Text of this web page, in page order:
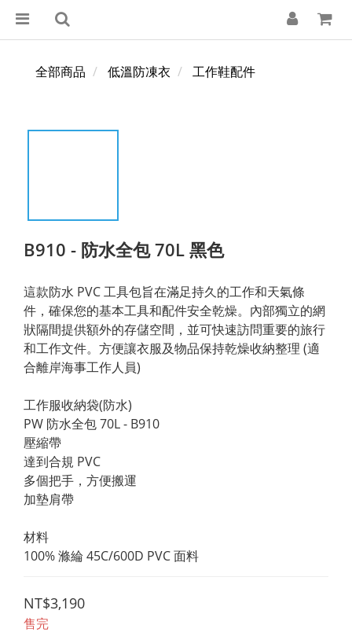
全部商品 低溫防凍衣 工作鞋配件
B910 - 防水全包 70L 黑色
這款防水 PVC 工具包旨在滿足持久的工作和天氣條
件，確保您的基本工具和配件安全乾燥。內部獨立的網
狀隔間提供額外的存儲空間，並可快速訪問重要的旅行
和工作文件。方便讓衣服及物品保持乾燥收納整理 (適
合離岸海事工作人員)
工作服收納袋(防水)
PW 防水全包 70L - B910
壓縮帶
達到合規 PVC
多個把手，方便搬運
加墊肩帶
材料
100% 滌綸 45C/600D PVC 面料
NT$3,190
售完